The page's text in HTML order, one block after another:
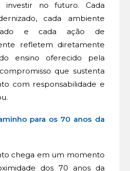
investir no futuro. Cada
cada ambiente
e cada ação de
refletem diretamente
ensino oferecido pela
que sustenta
com responsabilidade e
para os 70 anos da
chega em um momento
dos 70 anos da